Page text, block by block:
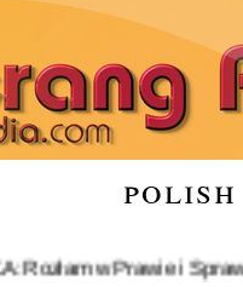
w Prawie i